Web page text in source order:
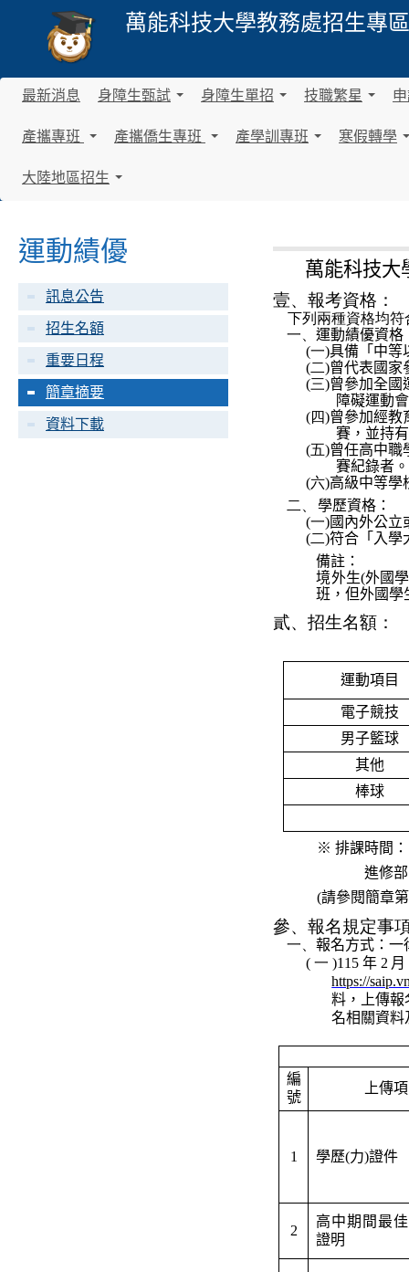
萬能科技大學教務處招生專
最新消息 身障生甄試
.
身障生單招
.
技職繁星
.
產攜專班
.
產攜僑生專班 產學訓專班 寒假轉學
大陸地區招生
運動績優
訊息公告
招生名額
重要日程
簡章摘要
資料下載
萬能科技大
壹、 報考資格 ：
下列兩種資格均
一、運動績優資格
(一)具備「中等
(二)曾代表國家
(三)曾參加全國
障礙運動
(四)曾參加經教
賽，並持
(五)曾任高中職
賽紀錄者。
(六)高級中等學
二、
學歷資格：
(一)國內外公立
(二)符合 「 入學
備註：
境外生(外國
班，但外國學
貳、 招生名額：
運動項目
電子競技
男子籃球
其他
棒球
※ 排課時間
進修部
(請參閱簡章第
參、 報名規定事
一、報名方式：一
(一)115 年 2 月
https://
料，上傳報
名相關資料
編
號
上傳
1 學歷(力)證件
2
高中期間最
證明